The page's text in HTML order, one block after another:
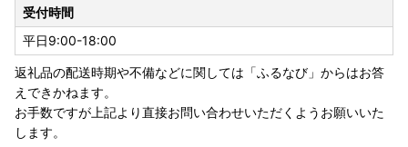
受付時間
平日9:00-18:00
返礼品の配送時期や不備などに関しては「ふるなび」からはお答
えできかねます。
お手数ですが上記より直接お問い合わせいただくようお願いいた
します。